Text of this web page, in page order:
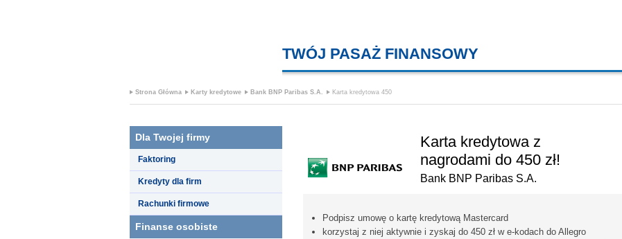
TWÓJ PASAŻ FINANSOWY
Strona Główna Karty kredytowe Bank BNP Paribas S.A. Karta kredytowa 450
Dla Twojej firmy
Faktoring
Kredyty dla firm
Rachunki firmowe
Finanse osobiste
Karta kredytowa z
nagrodami do 450 zł!
Bank BNP Paribas S.A.
Podpisz umowę o kartę kredytową Mastercard
korzystaj z niej aktywnie i zyskaj do 450 zł w e-kodach do Allegro